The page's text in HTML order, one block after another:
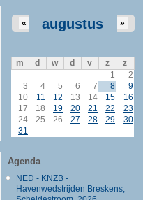
augustus
« »
m d w d v z
z
1
2
3
4 5 6 7 8
9
10
11 12 13 14 15
16
17
18 19 20 21 22
23
24
25 26 27 28 29
30
31
Agenda
NED - KNZB -
Havenwedstrijden Breskens,